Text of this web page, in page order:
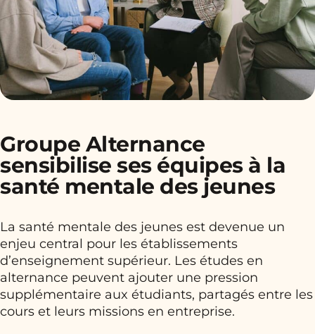
Groupe Alternance
sensibilise ses équipes à la
santé mentale des jeunes
La santé mentale des jeunes est devenue un
enjeu central pour les établissements
d’enseignement supérieur. Les études en
alternance peuvent ajouter une pression
supplémentaire aux étudiants, partagés entre les
cours et leurs missions en entreprise.